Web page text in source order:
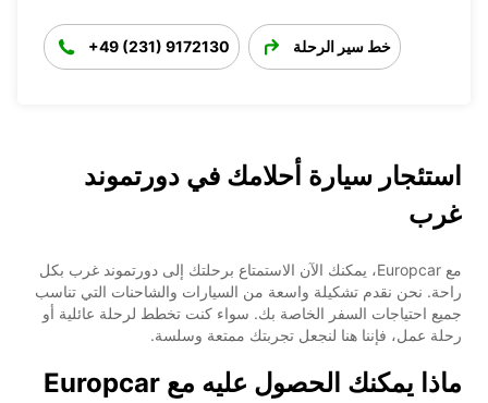
+49 (231) 9172130 خط سير الرحلة
استئجار سيارة أحلامك في دورتموند
غرب
مع Europcar، يمكنك الآن الاستمتاع برحلتك إلى دورتموند غرب بكل
راحة. نحن نقدم تشكيلة واسعة من السيارات والشاحنات التي تناسب
جميع احتياجات السفر الخاصة بك. سواء كنت تخطط لرحلة عائلية أو
رحلة عمل، فإننا هنا لنجعل تجربتك ممتعة وسلسة.
ماذا يمكنك الحصول عليه مع Europcar